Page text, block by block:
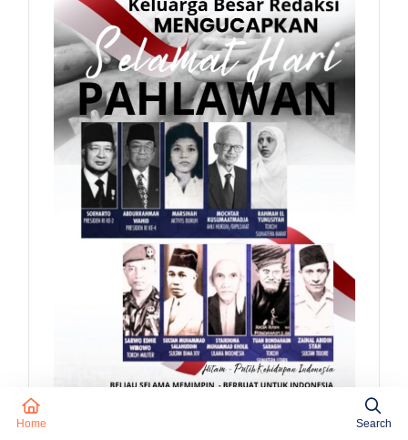
Home Search